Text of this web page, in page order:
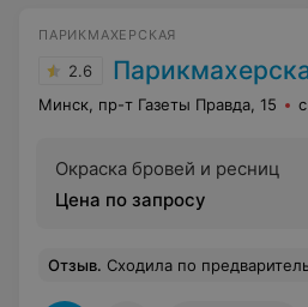
ПАРИКМАХЕРСКАЯ
2.6
Минск, пр-т Газеты Правда, 15
Окраска бровей и ресниц
Цена по запросу
Отзыв. Сходила по предварительной записи.Хорошее обслуживание. Была в вип-